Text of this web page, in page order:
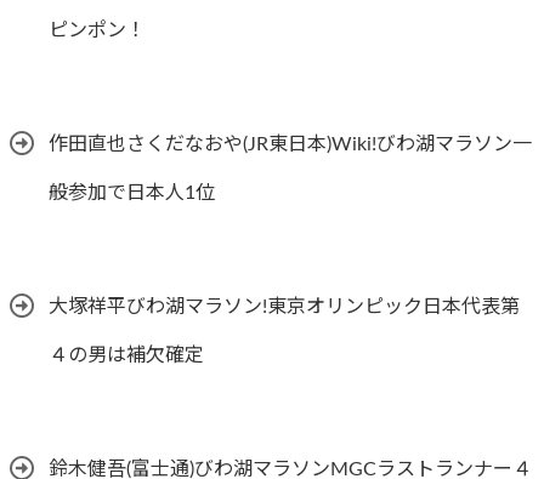
ピンポン！
作田直也さくだなおや(JR東日本)Wiki!びわ湖マラソン一
般参加で日本人1位
大塚祥平びわ湖マラソン!東京オリンピック日本代表第
４の男は補欠確定
鈴木健吾(富士通)びわ湖マラソンMGCラストランナー４